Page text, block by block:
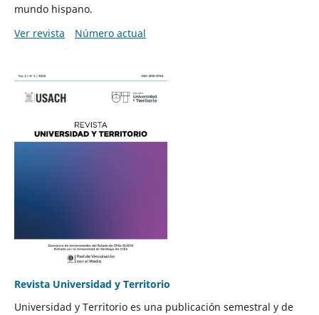
mundo hispano.
Ver revista
Número actual
Revista Universidad y Territorio
Universidad y Territorio es una publicación semestral y de